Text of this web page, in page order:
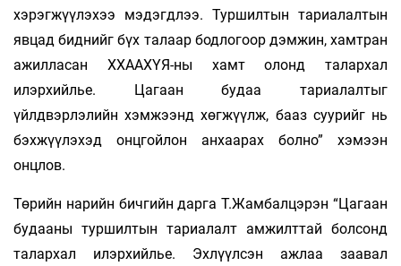
хэрэгжүүлэхээ мэдэгдлээ. Туршилтын тариалалтын
явцад биднийг бүх талаар бодлогоор дэмжин, хамтран
ажилласан ХХААХҮЯ-ны хамт олонд талархал
илэрхийлье. Цагаан будаа тариалалтыг
үйлдвэрлэлийн хэмжээнд хөгжүүлж, бааз суурийг нь
бэхжүүлэхэд онцгойлон анхаарах болно” хэмээн
онцлов.
Төрийн нарийн бичгийн дарга Т.Жамбалцэрэн “Цагаан
будааны туршилтын тариалалт амжилттай болсонд
талархал илэрхийлье. Эхлүүлсэн ажлаа заавал